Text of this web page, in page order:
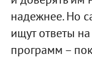
надежнее. Но
ищут ответы
программ –